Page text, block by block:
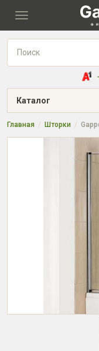
Toggle
Каталог
Главная Шторки